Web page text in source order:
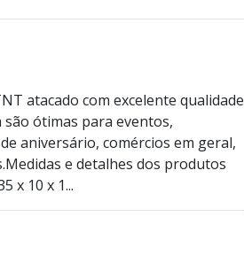
atacado com excelente qualidade
são ótimas para eventos,
aniversário, comércios em geral,
e detalhes dos produtos
x 10 x 1...